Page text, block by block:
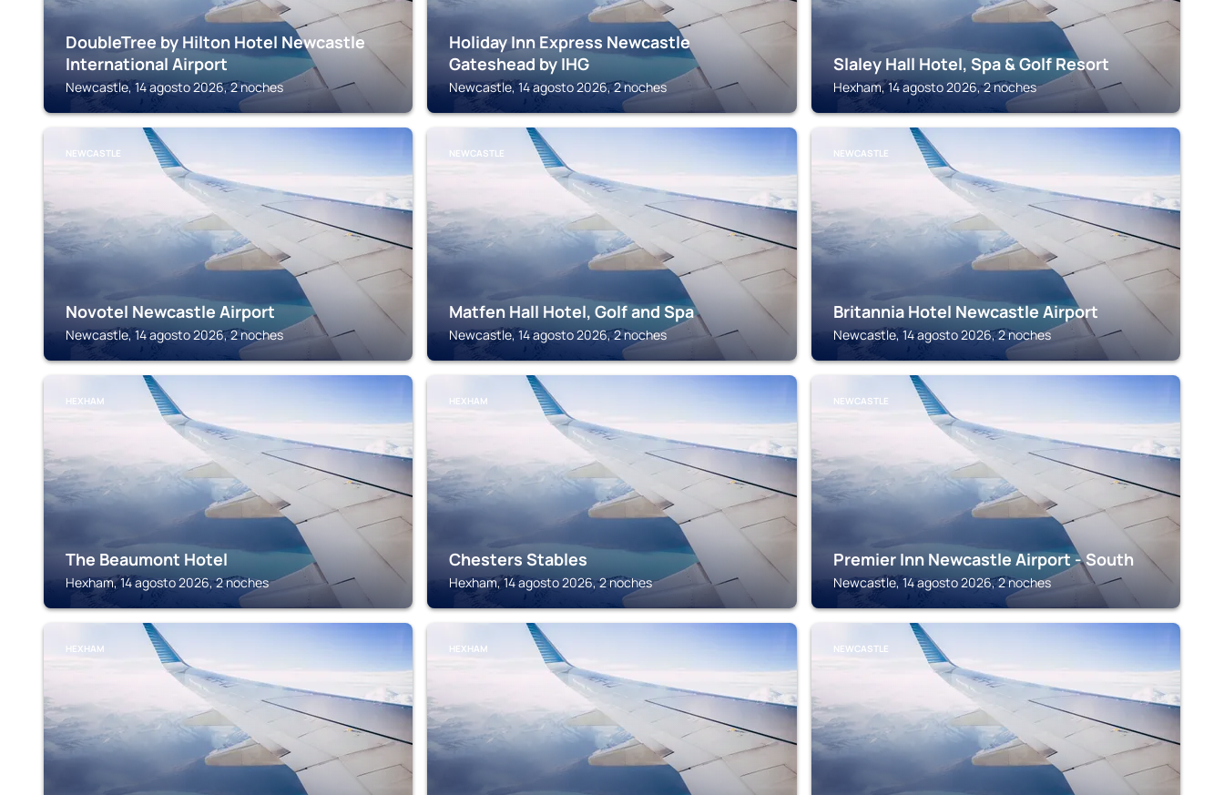
DoubleTree by Hilton Hotel Newcastle
International Airport
Newcastle, 14 agosto 2026, 2 noches
Holiday Inn Express Newcastle
Gateshead by IHG
Newcastle, 14 agosto 2026, 2 noches
Slaley Hall Hotel, Spa & Golf Resort
Hexham, 14 agosto 2026, 2 noches
NEWCASTLE
Novotel Newcastle Airport
Newcastle, 14 agosto 2026, 2 noches
NEWCASTLE
Matfen Hall Hotel, Golf and Spa
Newcastle, 14 agosto 2026, 2 noches
NEWCASTLE
Britannia Hotel Newcastle Airport
Newcastle, 14 agosto 2026, 2 noches
HEXHAM
The Beaumont Hotel
Hexham, 14 agosto 2026, 2 noches
HEXHAM
Chesters Stables
Hexham, 14 agosto 2026, 2 noches
NEWCASTLE
Premier Inn Newcastle Airport - South
Newcastle, 14 agosto 2026, 2 noches
HEXHAM HEXHAM NEWCASTLE